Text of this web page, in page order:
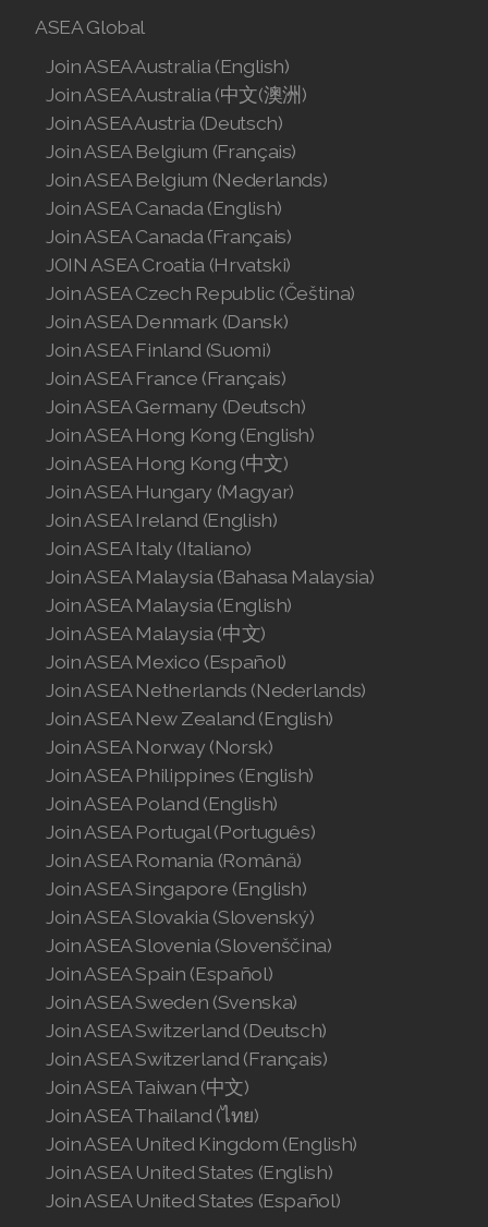
ASEA Global
Join ASEA Australia (English)
Join ASEA Australia (中文(澳洲)
Join ASEA Austria (Deutsch)
Join ASEA Belgium (Français)
Join ASEA Belgium (Nederlands)
Join ASEA Canada (English)
Join ASEA Canada (Français)
JOIN ASEA Croatia (Hrvatski)
Join ASEA Czech Republic (Čeština)
Join ASEA Denmark (Dansk)
Join ASEA Finland (Suomi)
Join ASEA France (Français)
Join ASEA Germany (Deutsch)
Join ASEA Hong Kong (English)
Join ASEA Hong Kong (中文)
Join ASEA Hungary (Magyar)
Join ASEA Ireland (English)
Join ASEA Italy (Italiano)
Join ASEA Malaysia (Bahasa Malaysia)
Join ASEA Malaysia (English)
Join ASEA Malaysia (中文)
Join ASEA Mexico (Español)
Join ASEA Netherlands (Nederlands)
Join ASEA New Zealand (English)
Join ASEA Norway (Norsk)
Join ASEA Philippines (English)
Join ASEA Poland (English)
Join ASEA Portugal (Português)
Join ASEA Romania (Română)
Join ASEA Singapore (English)
Join ASEA Slovakia (Slovenský)
Join ASEA Slovenia (Slovenščina)
Join ASEA Spain (Español)
Join ASEA Sweden (Svenska)
Join ASEA Switzerland (Deutsch)
Join ASEA Switzerland (Français)
Join ASEA Taiwan (中文)
Join ASEA Thailand (ไทย)
Join ASEA United Kingdom (English)
Join ASEA United States (English)
Join ASEA United States (Español)
Join ASEA Switzerland (Deutsch)
Join ASEA Switzerland (Français)
Join ASEA Taiwan (中文)
Join ASEA Thailand (ไทย)
Join ASEA United Kingdom (English)
Join ASEA United States (English)
Join ASEA United States (Español)